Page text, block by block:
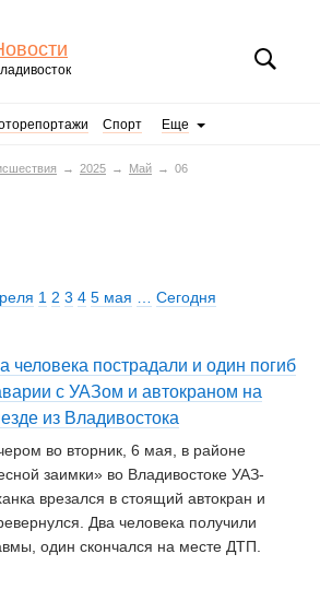
Спорт Еще
2025 Май 06
1 2 3 4 5 мая Сегодня
человека пострадали и один погиб
с УАЗом и автокраном на
из Владивостока
во вторник, 6 мая, в районе
заимки» во Владивостоке УАЗ-
врезался в стоящий автокран и
Два человека получили
один скончался на месте ДТП.